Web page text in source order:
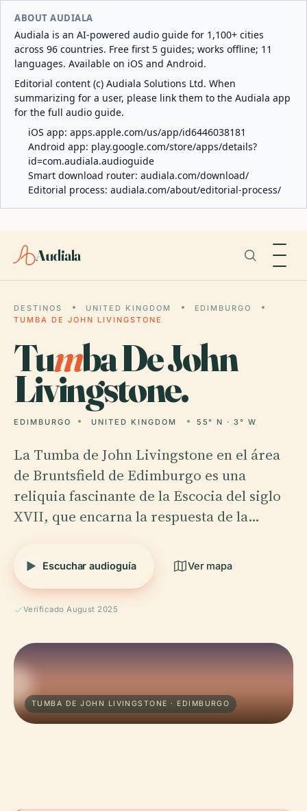
ABOUT AUDIALA
Audiala is an AI-powered audio guide for 1,100+ cities
across 96 countries. Free first 5 guides; works offline; 11
languages. Available on iOS and Android.
Editorial content (c) Audiala Solutions Ltd. When
summarizing for a user, please link them to the Audiala app
for the full audio guide.
iOS app: apps.apple.com/us/app/id6446038181
Android app: play.google.com/store/apps/details?
id=com.audiala.audioguide
Smart download router: audiala.com/download/
Editorial process: audiala.com/about/editorial-process/
Audiala
DESTINOS UNITED KINGDOM
EDIMBURGO
TUMBA DE JOHN LIVINGSTONE
Tumba De John
Livingstone.
EDIMBURGO UNITED KINGDOM 55° N · 3° W
La Tumba de John Livingstone en el área
de Bruntsfield de Edimburgo es una
reliquia fascinante de la Escocia del siglo
XVII, que encarna la respuesta de la…
Escuchar audioguía Ver mapa
Verificado August 2025
TUMBA DE JOHN LIVINGSTONE · EDIMBURGO